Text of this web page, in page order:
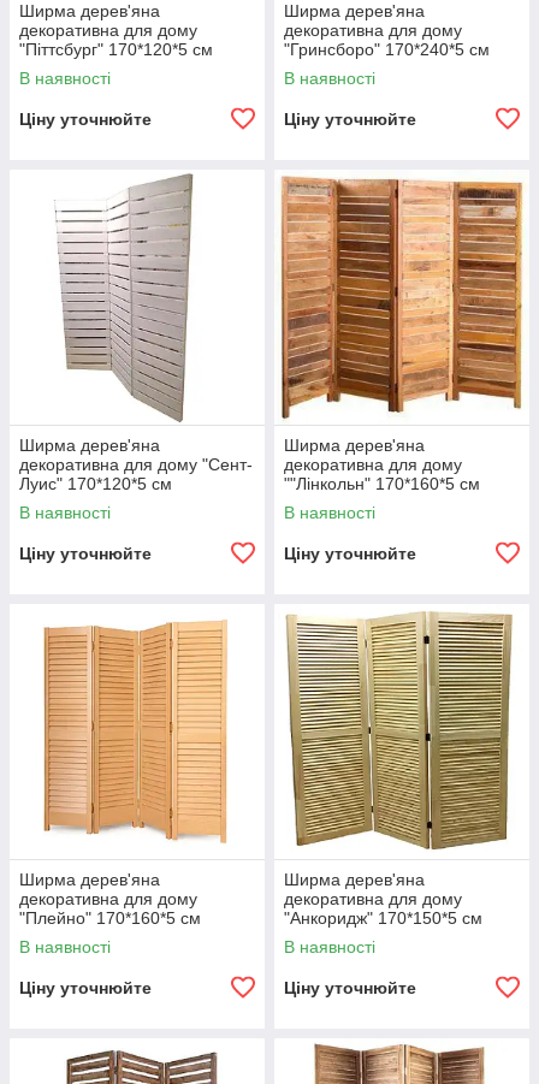
Ширма дерев'яна
декоративна для дому
"Піттсбург" 170*120*5 см
В наявності
Ціну уточнюйте
Ширма дерев'яна
декоративна для дому
"Гринсборо" 170*240*5 см
В наявності
Ціну уточнюйте
Ширма дерев'яна
декоративна для дому "Сент-
Луис" 170*120*5 см
В наявності
Ціну уточнюйте
Ширма дерев'яна
декоративна для дому
""Лінкольн" 170*160*5 см
В наявності
Ціну уточнюйте
Ширма дерев'яна
декоративна для дому
"Плейно" 170*160*5 см
В наявності
Ціну уточнюйте
Ширма дерев'яна
декоративна для дому
"Анкоридж" 170*150*5 см
В наявності
Ціну уточнюйте